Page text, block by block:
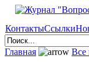
КонтактыСсылки
Главная Все